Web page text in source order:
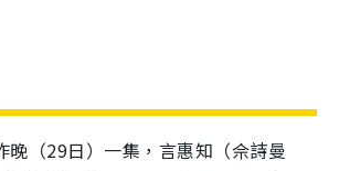
晚（29日）一集，言惠知（佘詩曼